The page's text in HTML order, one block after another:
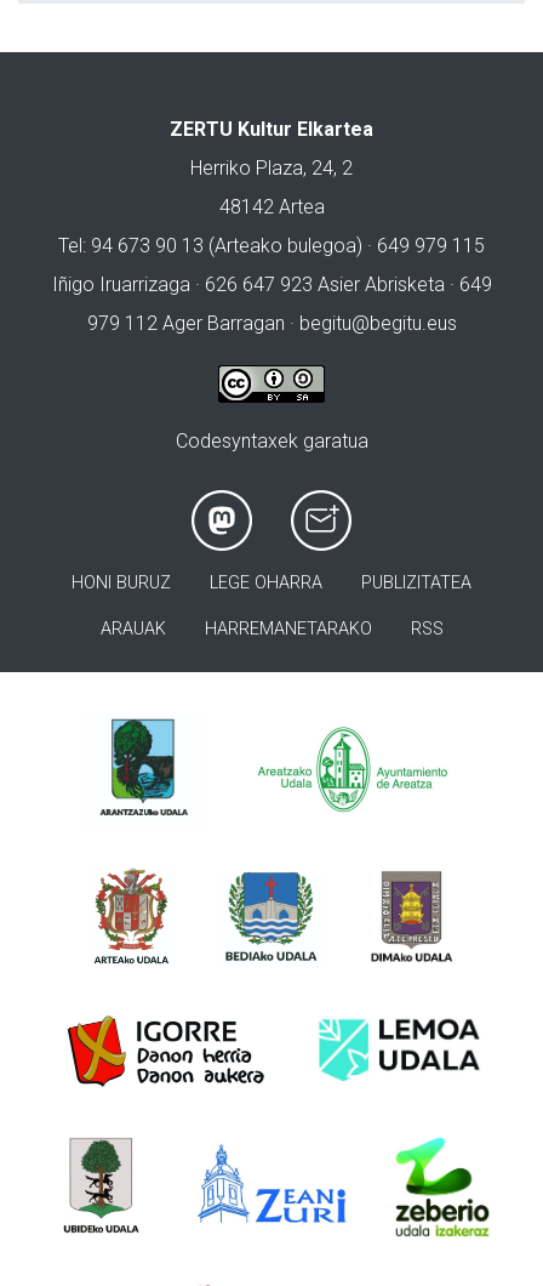
ZERTU Kultur Elkartea
Herriko Plaza, 24, 2
48142 Artea
Tel: 94 673 90 13 (Arteako bulegoa) · 649 979 115
Iñigo Iruarrizaga · 626 647 923 Asier Abrisketa · 649
979 112 Ager Barragan · begitu@begitu.eus
Codesyntaxek garatua
HONI BURUZ LEGE OHARRA PUBLIZITATEA
ARAUAK HARREMANETARAKO RSS